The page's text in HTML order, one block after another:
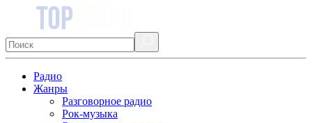
Радио
Жанры
Разговорное радио
Рок-музыка